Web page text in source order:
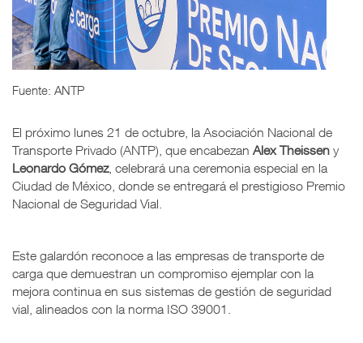
Fuente: ANTP
El próximo lunes 21 de octubre, la Asociación Nacional de
Transporte Privado (ANTP), que encabezan Alex Theissen y
Leonardo Gómez, celebrará una ceremonia especial en la
Ciudad de México, donde se entregará el prestigioso Premio
Nacional de Seguridad Vial.
Este galardón reconoce a las empresas de transporte de
carga que demuestran un compromiso ejemplar con la
mejora continua en sus sistemas de gestión de seguridad
vial, alineados con la norma ISO 39001.